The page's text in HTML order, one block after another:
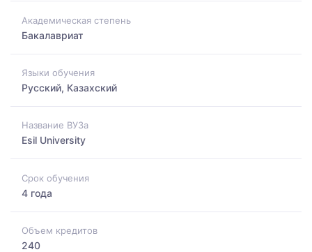
Академическая степень
Бакалавриат
Языки обучения
Русский, Казахский
Название ВУЗа
Esil University
Срок обучения
4 года
Объем кредитов
240